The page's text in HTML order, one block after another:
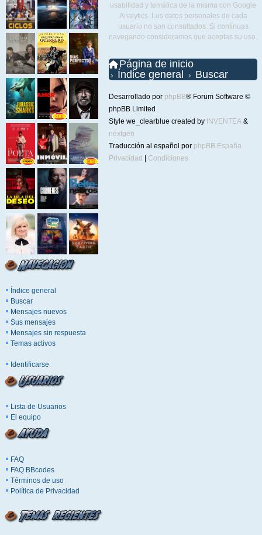
Índice general
Buscar
Mensajes nuevos
Sus mensajes
Mensajes sin respuesta
Temas activos
Identificarse
Lista de Usuarios
El equipo
FAQ
FAQ BBcodes
Términos de uso
Política de Privacidad
usabilidad y temática de la misma con Google
Analytics. Los datos personales de cada
usuario no son consultados. Si continuas
navegando consideramos que aceptas su uso.
Página de inicio
Índice general
Buscar
Desarrollado por phpBB® Forum Software ©
phpBB Limited
Style we_clearblue created by INVENTEA &
nextgen
Traducción al español por phpBB España
Privacidad
Condiciones